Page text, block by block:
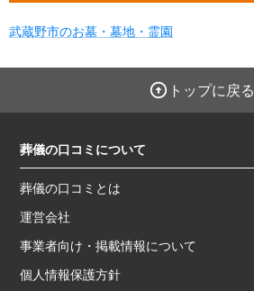
武蔵野市のお墓・墓地・霊園
トップに戻る
葬儀の口コミについて
葬儀の口コミとは
運営会社
事業者向け・掲載情報について
個人情報保護方針